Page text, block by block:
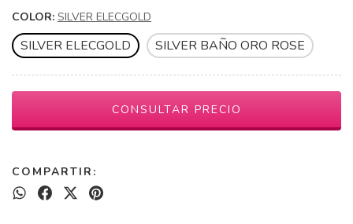
COLOR: SILVER ELECGOLD
SILVER ELECGOLD SILVER BAÑO ORO ROSE
COMPARTIR: